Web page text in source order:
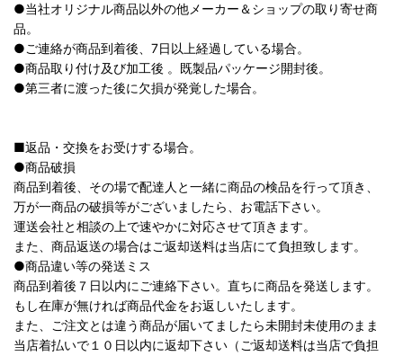
●当社オリジナル商品以外の他メーカー＆ショップの取り寄せ商
品。
●ご連絡が商品到着後、7日以上経過している場合。
●商品取り付け及び加工後 。既製品パッケージ開封後。
●第三者に渡った後に欠損が発覚した場合。
■返品・交換をお受けする場合。
●商品破損
商品到着後、その場で配達人と一緒に商品の検品を行って頂き、
万が一商品の破損等がございましたら、お電話下さい。
運送会社と相談の上で速やかに対応させて頂きます。
また、商品返送の場合はご返却送料は当店にて負担致します。
●商品違い等の発送ミス
商品到着後７日以内にご連絡下さい。直ちに商品を発送します。
もし在庫が無ければ商品代金をお返しいたします。
また、ご注文とは違う商品が届いてましたら未開封未使用のまま
当店着払いで１０日以内に返却下さい（ご返却送料は当店で負担